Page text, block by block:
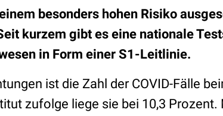
besonders hohen Risiko
kurzem gibt es eine nationale
in Form einer S1-Leitlinie.
ist die Zahl der COVID-Fälle
zufolge liege sie bei 10,3